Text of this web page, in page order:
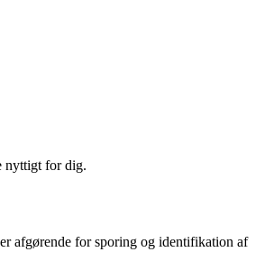
nyttigt for dig.
afgørende for sporing og identifikation af